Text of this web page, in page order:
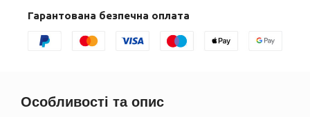
Гарантована безпечна оплата
Особливості та опис